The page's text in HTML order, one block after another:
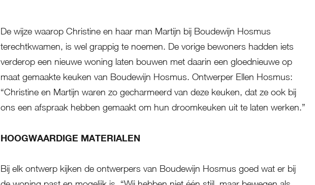
De wijze waarop Christine en haar man Martijn bij Boudewijn Hosmus
terechtkwamen, is wel grappig te noemen. De vorige bewoners hadden iets
verderop een nieuwe woning laten bouwen met daarin een gloednieuwe op
maat gemaakte keuken van Boudewijn Hosmus. Ontwerper Ellen Hosmus:
“Christine en Martijn waren zo gecharmeerd van deze keuken, dat ze ook bij
ons een afspraak hebben gemaakt om hun droomkeuken uit te laten werken.”
HOOGWAARDIGE MATERIALEN
Bij elk ontwerp kijken de ontwerpers van Boudewijn Hosmus goed wat er bij